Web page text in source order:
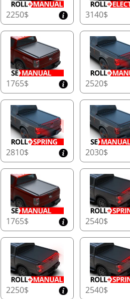
2250$ 3140$
1765$ 2520$
2810$ 2030$
1765$ 2540$
2250$ 2540$